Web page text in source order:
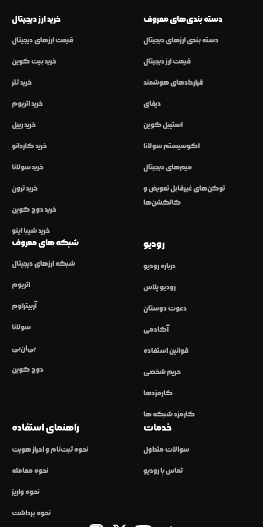
خرید ارز دیجیتال
قیمت ارزهای دیجیتال
خرید بیت کوین
خرید تتر
خرید اتریوم
خرید ریپل
خرید کاردانو
خرید سولانا
خرید ترون
خرید دوج کوین
خرید شیبا اینو
دسته بندی‌های معروف
دسته بندی ارزهای دیجیتال
قیمت ارز دیجیتال
قراردادهای هوشمند
دیفای
استیبل کوین
اکوسیستم سولانا
میم‌های دیجیتال
توکن‌های غیرقابل تعویض و
کالکشن‌ها
شبکه های معروف
شبکه ارزهای دیجیتال
اتریوم
آربیتراوم
سولانا
بی‌ان‌بی
دوج کوین
رودیو
درباره رودیو
رودیو پلاس
دعوت دوستان
آکادمی
قوانین استفاده
حریم شخصی
کارمزدها
کارمزد شبکه ها
راهنمای استفاده
نحوه ثبت‌نام و احراز هویت
نحوه معامله
نحوه واریز
نحوه برداشت
خدمات
سوالات متداول
تماس با رودیو